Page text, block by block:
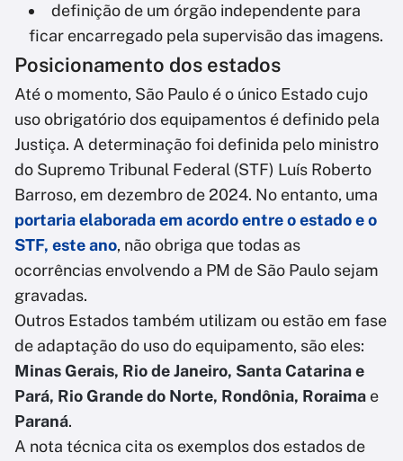
definição de um órgão independente para
ficar encarregado pela supervisão das imagens.
Posicionamento dos estados
Até o momento, São Paulo é o único Estado cujo
uso obrigatório dos equipamentos é definido pela
Justiça. A determinação foi definida pelo ministro
do Supremo Tribunal Federal (STF) Luís Roberto
Barroso, em dezembro de 2024. No entanto, uma
portaria elaborada em acordo entre o estado e o
STF, este ano, não obriga que todas as
ocorrências envolvendo a PM de São Paulo sejam
gravadas.
Outros Estados também utilizam ou estão em fase
de adaptação do uso do equipamento, são eles:
Minas Gerais, Rio de Janeiro, Santa Catarina e
Pará, Rio Grande do Norte, Rondônia, Roraima e
Paraná.
A nota técnica cita os exemplos dos estados de